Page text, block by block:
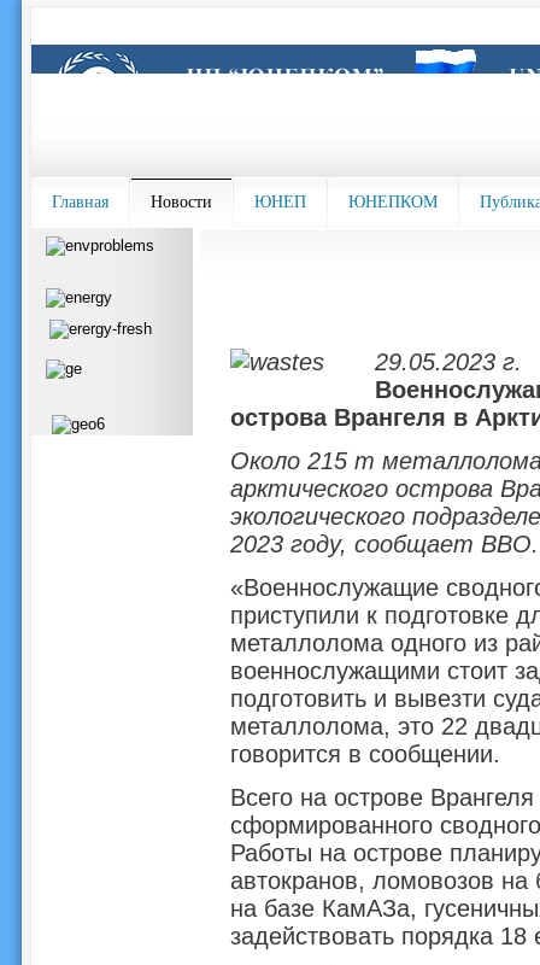
Главная Новости ЮНЕП ЮНЕПКОМ
29.05.2023 г.
острова Врангеля в
Около 215 т
арктического острова
экологического
2023 году, сообщает ВВО.
«Военнослужащие
приступили к подготовке
металлолома одного из
военнослужащими стоит
подготовить и вывезти
металлолома, это 22
говорится в сообщении.
Всего на острове
сформированного
Работы на острове
автокранов, ломовозов
на базе КамАЗа,
задействовать порядка 18